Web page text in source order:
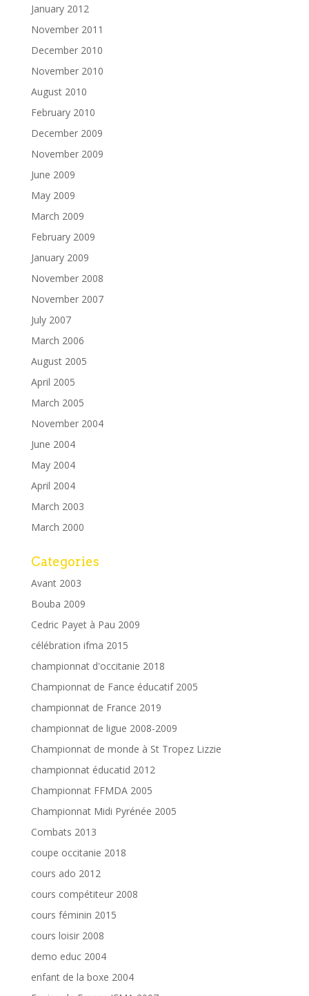
January 2012
November 2011
December 2010
November 2010
August 2010
February 2010
December 2009
November 2009
June 2009
May 2009
March 2009
February 2009
January 2009
November 2008
November 2007
July 2007
March 2006
August 2005
April 2005
March 2005
November 2004
June 2004
May 2004
April 2004
March 2003
March 2000
Categories
Avant 2003
Bouba 2009
Cedric Payet à Pau 2009
célébration ifma 2015
championnat d'occitanie 2018
Championnat de Fance éducatif 2005
championnat de France 2019
championnat de ligue 2008-2009
Championnat de monde à St Tropez Lizzie
championnat éducatid 2012
Championnat FFMDA 2005
Championnat Midi Pyrénée 2005
Combats 2013
coupe occitanie 2018
cours ado 2012
cours compétiteur 2008
cours féminin 2015
cours loisir 2008
demo educ 2004
enfant de la boxe 2004